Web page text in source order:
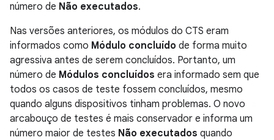
número de Não executados.
Nas versões anteriores, os módulos do CTS eram
informados como Módulo concluído de forma muito
agressiva antes de serem concluídos. Portanto, um
número de Módulos concluídos era informado sem que
todos os casos de teste fossem concluídos, mesmo
quando alguns dispositivos tinham problemas. O novo
arcabouço de testes é mais conservador e informa um
número maior de testes Não executados quando